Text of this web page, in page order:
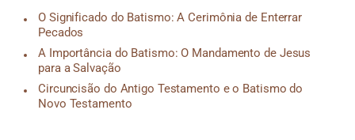
O Significado do Batismo: A Cerimônia de Enterrar
Pecados
A Importância do Batismo: O Mandamento de Jesus
para a Salvação
Circuncisão do Antigo Testamento e o Batismo do
Novo Testamento